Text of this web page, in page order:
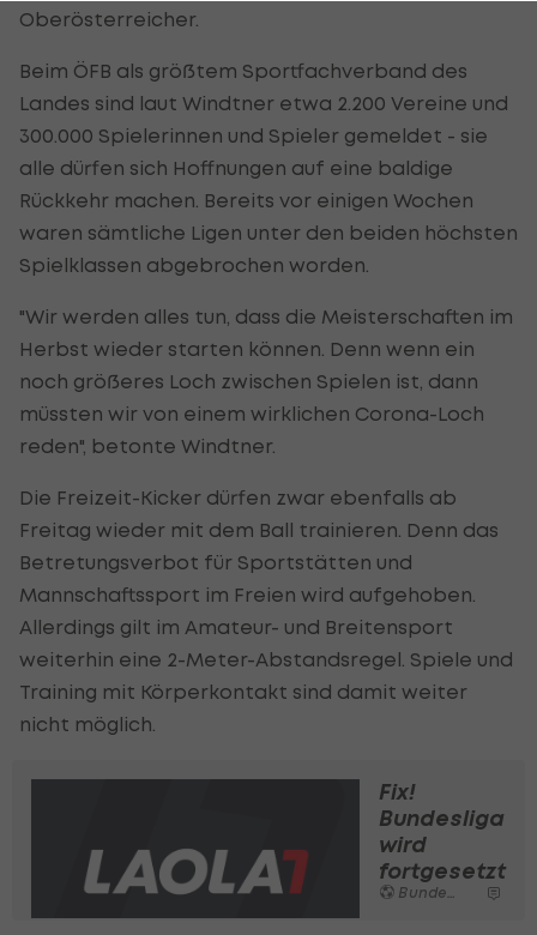
Oberösterreicher.
Beim ÖFB als größtem Sportfachverband des
Landes sind laut Windtner etwa 2.200 Vereine und
300.000 Spielerinnen und Spieler gemeldet - sie
alle dürfen sich Hoffnungen auf eine baldige
Rückkehr machen. Bereits vor einigen Wochen
waren sämtliche Ligen unter den beiden höchsten
Spielklassen abgebrochen worden.
"Wir werden alles tun, dass die Meisterschaften im
Herbst wieder starten können. Denn wenn ein
noch größeres Loch zwischen Spielen ist, dann
müssten wir von einem wirklichen Corona-Loch
reden", betonte Windtner.
Die Freizeit-Kicker dürfen zwar ebenfalls ab
Freitag wieder mit dem Ball trainieren. Denn das
Betretungsverbot für Sportstätten und
Mannschaftssport im Freien wird aufgehoben.
Allerdings gilt im Amateur- und Breitensport
weiterhin eine 2-Meter-Abstandsregel. Spiele und
Training mit Körperkontakt sind damit weiter
nicht möglich.
Fix!
Bundesliga
wird
fortgesetzt
Bundesliga